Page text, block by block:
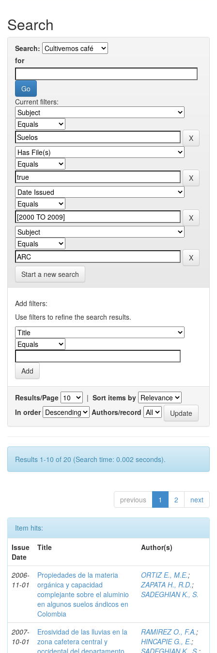
Search
Search:
for
Current filters:
Start a new search
Add filters:
Use filters to refine the search results.
Results/Page | Sort items by
In order
Authors/record
Results 1-10 of 20 (Search time: 0.002 seconds).
previous 1 2 next
Item hits:
Issue
Date
Title Author(s)
2006-
11-01
Propiedades de la materia
orgánica y capacidad
complejante sobre el aluminio
en algunos suelos ándicos en
Colombia
ORTIZ E., M.E.;
ZAPATA H., R.D.;
SADEGHIAN K., S.
2007-
10-01
Erosividad de las lluvias en la
zona cafetera central y
occidental del departamento
RAMIREZ O., F.A.;
HINCAPIE G., E.;
SADEGHIAN K., S. ;